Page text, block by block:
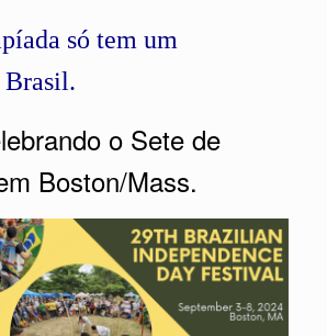
só tem um
Brasil.
o Sete de
Boston/Mass.